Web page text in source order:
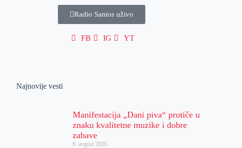
Radio Santos uživo
FB IG YT
Najnovije vesti
Manifestacija „Dani piva“ protiče u
znaku kvalitetne muzike i dobre
zabave
6. avgust 2026.